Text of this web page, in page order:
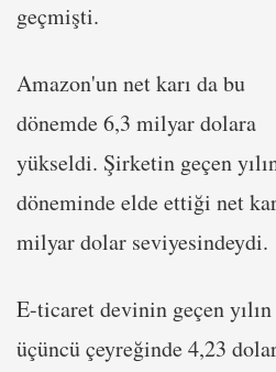
geçmişti.
Amazon'un net karı da bu
dönemde 6,3 milyar dolara
yükseldi. Şirketin geçen
döneminde elde ettiği net
milyar dolar seviyesindeydi.
E-ticaret devinin geçen yılın
üçüncü çeyreğinde 4,23